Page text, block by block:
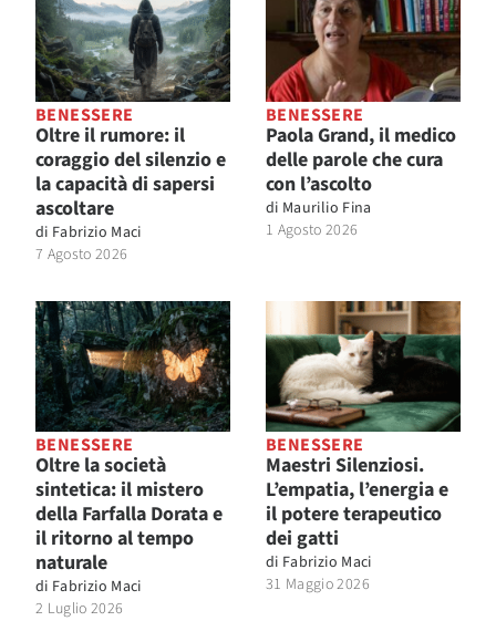
BENESSERE
Oltre il rumore: il
coraggio del silenzio e
la capacità di sapersi
ascoltare
di Fabrizio Maci
7 Agosto 2026
BENESSERE
Paola Grand, il medico
delle parole che cura
con l’ascolto
di Maurilio Fina
1 Agosto 2026
BENESSERE
Oltre la società
sintetica: il mistero
della Farfalla Dorata e
il ritorno al tempo
naturale
di Fabrizio Maci
2 Luglio 2026
BENESSERE
Maestri Silenziosi.
L’empatia, l’energia e
il potere terapeutico
dei gatti
di Fabrizio Maci
31 Maggio 2026